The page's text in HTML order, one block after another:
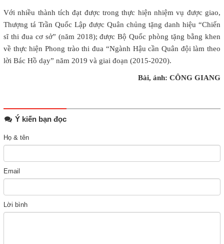
Với nhiều thành tích đạt được trong thực hiện nhiệm vụ được giao,
Thượng tá Trần Quốc Lập được Quân chủng tặng danh hiệu “Chiến
sĩ thi đua cơ sở” (năm 2018); được Bộ Quốc phòng tặng bằng khen
về thực hiện Phong trào thi đua “Ngành Hậu cần Quân đội làm theo
lời Bác Hồ dạy” năm 2019 và giai đoạn (2015-2020).
Bài, ảnh: CÔNG GIANG
Ý kiến bạn đọc
Họ & tên
Email
Lời bình